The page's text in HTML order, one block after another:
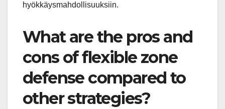
hyökkäysmahdollisuuksiin.
What are the pros and
cons of flexible zone
defense compared to
other strategies?